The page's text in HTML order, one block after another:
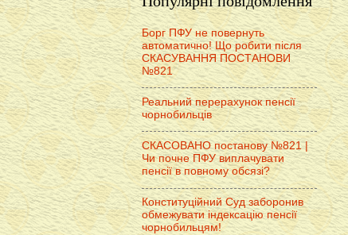
Борг ПФУ не повернуть
автоматично! Що робити після
СКАСУВАННЯ ПОСТАНОВИ
№821
Реальний перерахунок пенсії
чорнобильців
СКАСОВАНО постанову №821 |
Чи почне ПФУ виплачувати
пенсії в повному обсязі?
Конституційний Суд заборонив
обмежувати індексацію пенсії
чорнобильцям!